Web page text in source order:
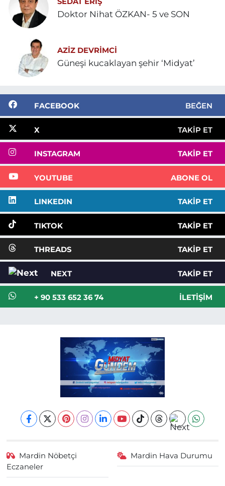
Doktor Nihat ÖZKAN- 5 ve SON
AZIZ DEVRIMCI
Güneşi kucaklayan şehir ‘Midyat’
FACEBOOK BEĞEN
X TAKIP ET
INSTAGRAM TAKIP ET
YOUTUBE ABONE OL
LINKEDIN TAKIP ET
TIKTOK TAKIP ET
THREADS TAKIP ET
NEXT TAKIP ET
+ 90 533 652 36 74 İLETIŞIM
Mardin Nöbetçi
Eczaneler
Mardin Hava Durumu